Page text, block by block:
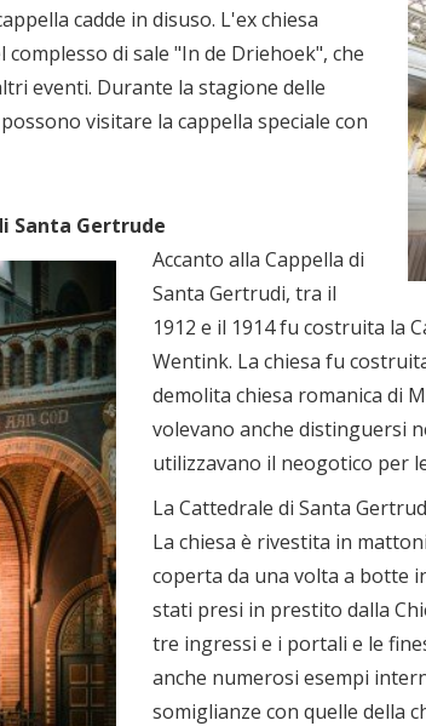
cadde in disuso. L'ex chiesa
di sale "In de Driehoek", che
eventi. Durante la stagione delle
visitare la cappella speciale con
Santa Gertrude
Accanto alla Cappella di
Santa Gertrudi, tra il
1912 e il 1914 fu costruita la
Wentink. La chiesa fu
demolita chiesa romanica di
volevano anche distinguersi
utilizzavano il neogotico per
La Cattedrale di Santa
La chiesa è rivestita in
coperta da una volta a botte
stati presi in prestito dalla
tre ingressi e i portali e le
anche numerosi esempi
somiglianze con quelle della